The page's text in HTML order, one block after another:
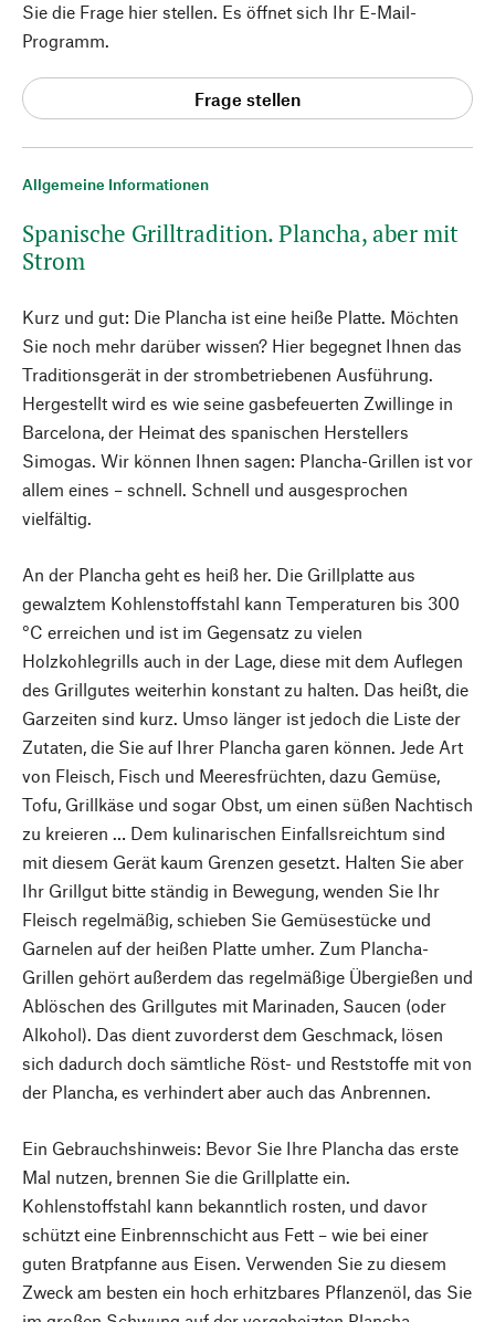
Allgemeine Informationen
Spanische Grilltradition. Plancha, aber mit
Strom
Kurz und gut: Die Plancha ist eine heiße Platte. Möchten
Sie noch mehr darüber wissen? Hier begegnet Ihnen das
Traditionsgerät in der strombetriebenen Ausführung.
Hergestellt wird es wie seine gasbefeuerten Zwillinge in
Barcelona, der Heimat des spanischen Herstellers
Simogas. Wir können Ihnen sagen: Plancha-Grillen ist vor
allem eines – schnell. Schnell und ausgesprochen
vielfältig.
An der Plancha geht es heiß her. Die Grillplatte aus
gewalztem Kohlenstoffstahl kann Temperaturen bis 300
°C erreichen und ist im Gegensatz zu vielen
Holzkohlegrills auch in der Lage, diese mit dem Auflegen
des Grillgutes weiterhin konstant zu halten. Das heißt, die
Garzeiten sind kurz. Umso länger ist jedoch die Liste der
Zutaten, die Sie auf Ihrer Plancha garen können. Jede Art
von Fleisch, Fisch und Meeresfrüchten, dazu Gemüse,
Tofu, Grillkäse und sogar Obst, um einen süßen Nachtisch
zu kreieren … Dem kulinarischen Einfallsreichtum sind
mit diesem Gerät kaum Grenzen gesetzt. Halten Sie aber
Ihr Grillgut bitte ständig in Bewegung, wenden Sie Ihr
Fleisch regelmäßig, schieben Sie Gemüsestücke und
Garnelen auf der heißen Platte umher. Zum Plancha-
Grillen gehört außerdem das regelmäßige Übergießen und
Ablöschen des Grillgutes mit Marinaden, Saucen (oder
Alkohol). Das dient zuvorderst dem Geschmack, lösen
sich dadurch doch sämtliche Röst- und Reststoffe mit von
der Plancha, es verhindert aber auch das Anbrennen.
Ein Gebrauchshinweis: Bevor Sie Ihre Plancha das erste
Mal nutzen, brennen Sie die Grillplatte ein.
Kohlenstoffstahl kann bekanntlich rosten, und davor
schützt eine Einbrennschicht aus Fett – wie bei einer
guten Bratpfanne aus Eisen. Verwenden Sie zu diesem
Zweck am besten ein hoch erhitzbares Pflanzenöl, das Sie
Sie die Frage hier stellen. Es öffnet sich Ihr E-Mail-
Programm.
Frage stellen